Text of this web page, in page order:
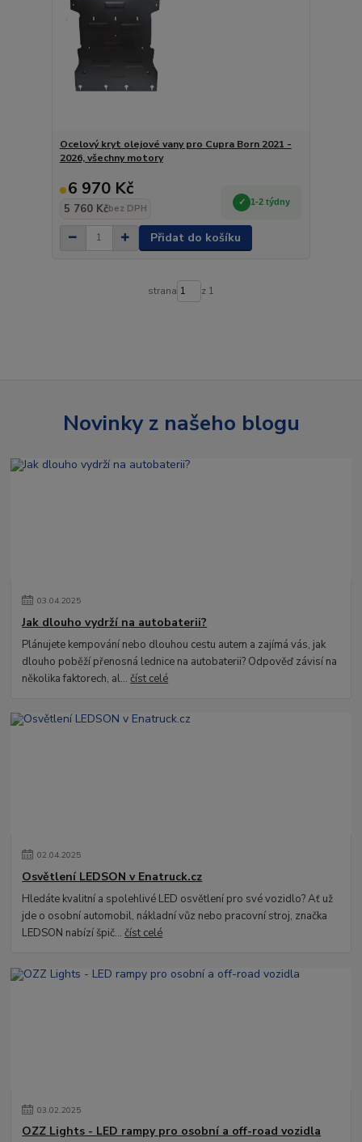
Ocelový kryt olejové vany pro Cupra Born 2021 -
2026, všechny motory
6 970 Kč
5 760 Kčbez DPH
1-2 týdny
Přidat do košíku
strana z 1
Novinky z našeho blogu
03.04.2025
Jak dlouho vydrží na autobaterii?
Plánujete kempování nebo dlouhou cestu autem a zajímá vás, jak
dlouho poběží přenosná lednice na autobaterii? Odpověď závisí na
několika faktorech, al...číst celé
02.04.2025
Osvětlení LEDSON v Enatruck.cz
Hledáte kvalitní a spolehlivé LED osvětlení pro své vozidlo? Ať už
jde o osobní automobil, nákladní vůz nebo pracovní stroj, značka
LEDSON nabízí špič...číst celé
03.02.2025
OZZ Lights - LED rampy pro osobní a off-road vozidla